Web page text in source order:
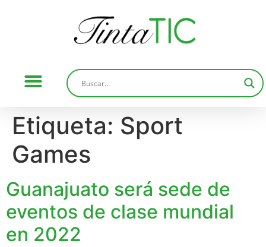
Etiqueta: Sport
Games
Guanajuato será sede de
eventos de clase mundial
en 2022